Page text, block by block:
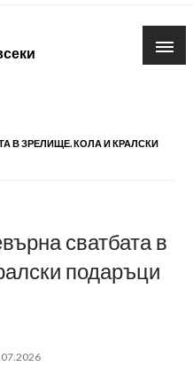
В ЗРЕЛИЩЕ. КОЛА И КРАЛСКИ
сватбата в
подаръци